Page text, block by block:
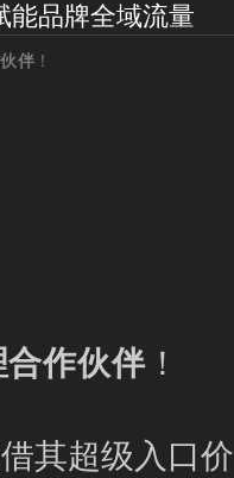
能品牌全域流量
伴 ！
作伙伴 ！
其超级入口价